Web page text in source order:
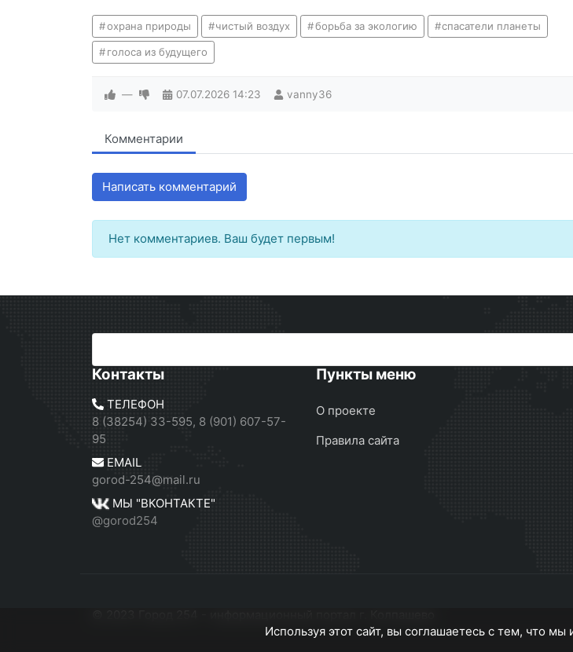
охрана природы чистый воздух борьба за экологию спасатели планеты
голоса из будущего
— 07.07.2026 14:23 vanny36
Комментарии
Написать комментарий
Нет комментариев. Ваш будет первым!
Контакты
ТЕЛЕФОН
8 (38254) 33-595, 8 (901) 607-57-
95
EMAIL
gorod-254@mail.ru
МЫ "ВКОНТАКТЕ"
@gorod254
Пункты меню
О проекте
Правила сайта
Используя этот сайт, вы соглашаетесь с тем, что